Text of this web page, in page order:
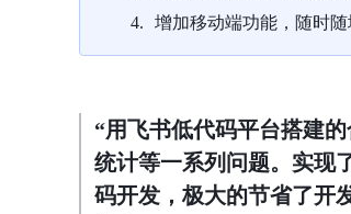
增加移动端功能，随时
“用飞书低代码平台搭建
统计等一系列问题。实现
码开发，极大的节省了开